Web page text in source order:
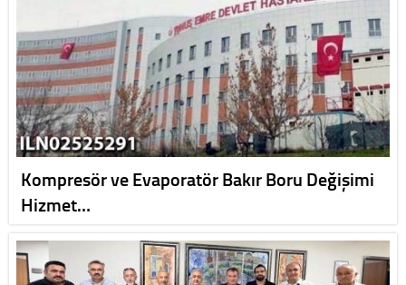
Kompresör ve Evaporatör Bakır Boru Değişimi
Hizmet…